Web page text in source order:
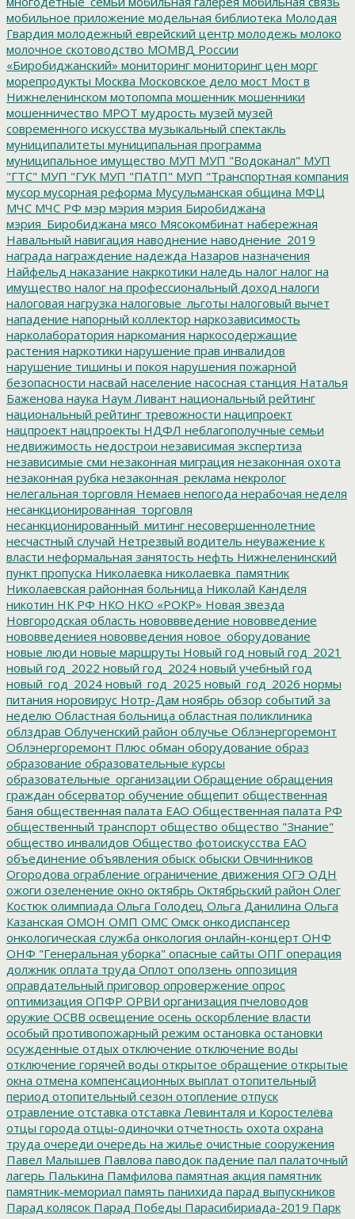
мобильное приложение модельная библиотека Молодая
Гвардия молодежный еврейский центр молодежь молоко
молочное скотоводство МОМВД России
«Биробиджанский» мониторинг мониторинг цен морг
морепродукты Москва Московское дело мост Мост в
Нижнеленинском мотопомпа мошенник мошенники
мошенничество МРОТ мудрость музей музей
современного искусства музыкальный спектакль
муниципалитеты муниципальная программа
муниципальное имущество МУП МУП "Водоканал" МУП
"ГТС" МУП "ГУК МУП "ПАТП" МУП "Транспортная компания
мусор мусорная реформа Мусульманская община МФЦ
МЧС МЧС РФ мэр мэрия мэрия Биробиджана
мэрия_Биробиджана мясо Мясокомбинат набережная
Навальный навигация наводнение наводнение_2019
награда награждение надежда Назаров назначения
Найфельд наказание накркотики наледь налог налог на
имущество налог на профессиональный доход налоги
налоговая нагрузка налоговые_льготы налоговый вычет
нападение напорный коллектор наркозависимость
нарколаборатория наркомания наркосодержащие
растения наркотики нарушение прав инвалидов
нарушение тишины и покоя нарушения пожарной
безопасности насвай население насосная станция Наталья
Баженова наука Наум Ливант национальный рейтинг
национальный рейтинг тревожности наципроект
нацпроект нацпроекты НДФЛ неблагополучные семьи
недвижимость недострои независимая экспертиза
независимые сми незаконная миграция незаконная охота
незаконная рубка незаконная_реклама некролог
нелегальная торговля Немаев непогода нерабочая неделя
несанкционированная_торговля
несанкционированный_митинг несовершеннолетние
несчастный случай Нетрезвый водитель неуважение к
власти неформальная занятость нефть Нижнеленинский
пункт пропуска Николаевка николаевка_памятник
Николаевская районная больница Николай Канделя
никотин НК РФ НКО НКО «РОКР» Новая звезда
Новгородская область нововвведение нововведение
нововведениея нововведения новое_оборудование
новые люди новые маршруты Новый год новый год_2021
новый год_2022 новый год_2024 новый учебный год
новый_год_2024 новый_год_2025 новый_год_2026 нормы
питания норовирус Нотр-Дам ноябрь обзор событий за
неделю Областная больница областная поликлиника
облздрав Облученский район облучье Облэнергоремонт
Облэнергоремонт Плюс обман оборудование образ
образование образовательные курсы
образовательные_организации Обращение обращения
граждан обсерватор обучение общепит общественная
баня общественная палата ЕАО Общественная палата РФ
общественный транспорт общество общество "Знание"
общество инвалидов Общество фотоискусства ЕАО
объединение объявления обыск обыски Овчинников
Огородова ограбление ограничение движения ОГЭ ОДН
ожоги озеленение окно октябрь Октябрьский район Олег
Костюк олимпиада Ольга Голодец Ольга Данилина Ольга
Казанская ОМОН ОМП ОМС Омск онкодиспансер
онкологическая служба онкология онлайн-концерт ОНФ
ОНФ "Генеральная уборка" опасные сайты ОПГ операция
должник оплата труда Оплот оползень оппозиция
оправдательный приговор опровержение опрос
оптимизация ОПФР ОРВИ организация пчеловодов
оружие ОСВВ освещение осень оскорбление власти
особый противопожарный режим остановка остановки
осужденные отдых отключение отключение воды
отключение горячей воды открытое обращение открытые
окна отмена компенсационных выплат отопительный
период отопительный сезон отопление отпуск
отравление отставка отставка Левинталя и Коростелёва
отцы города отцы-одиночки отчетность охота охрана
труда очереди очередь на жилье очистные сооружения
Павел Малышев Павлова паводок падение пал палаточный
лагерь Палькина Памфилова памятная акция памятник
памятник-мемориал память панихида парад выпускников
Парад колясок Парад Победы Парасибириада-2019 Парк